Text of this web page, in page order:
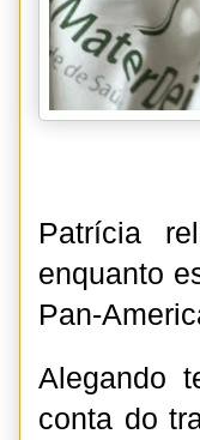
Patrícia
enquanto
Pan-
Alegando
conta do